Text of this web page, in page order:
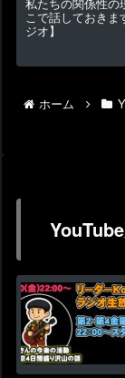
こで話しておきま
ジオ】
ホーム